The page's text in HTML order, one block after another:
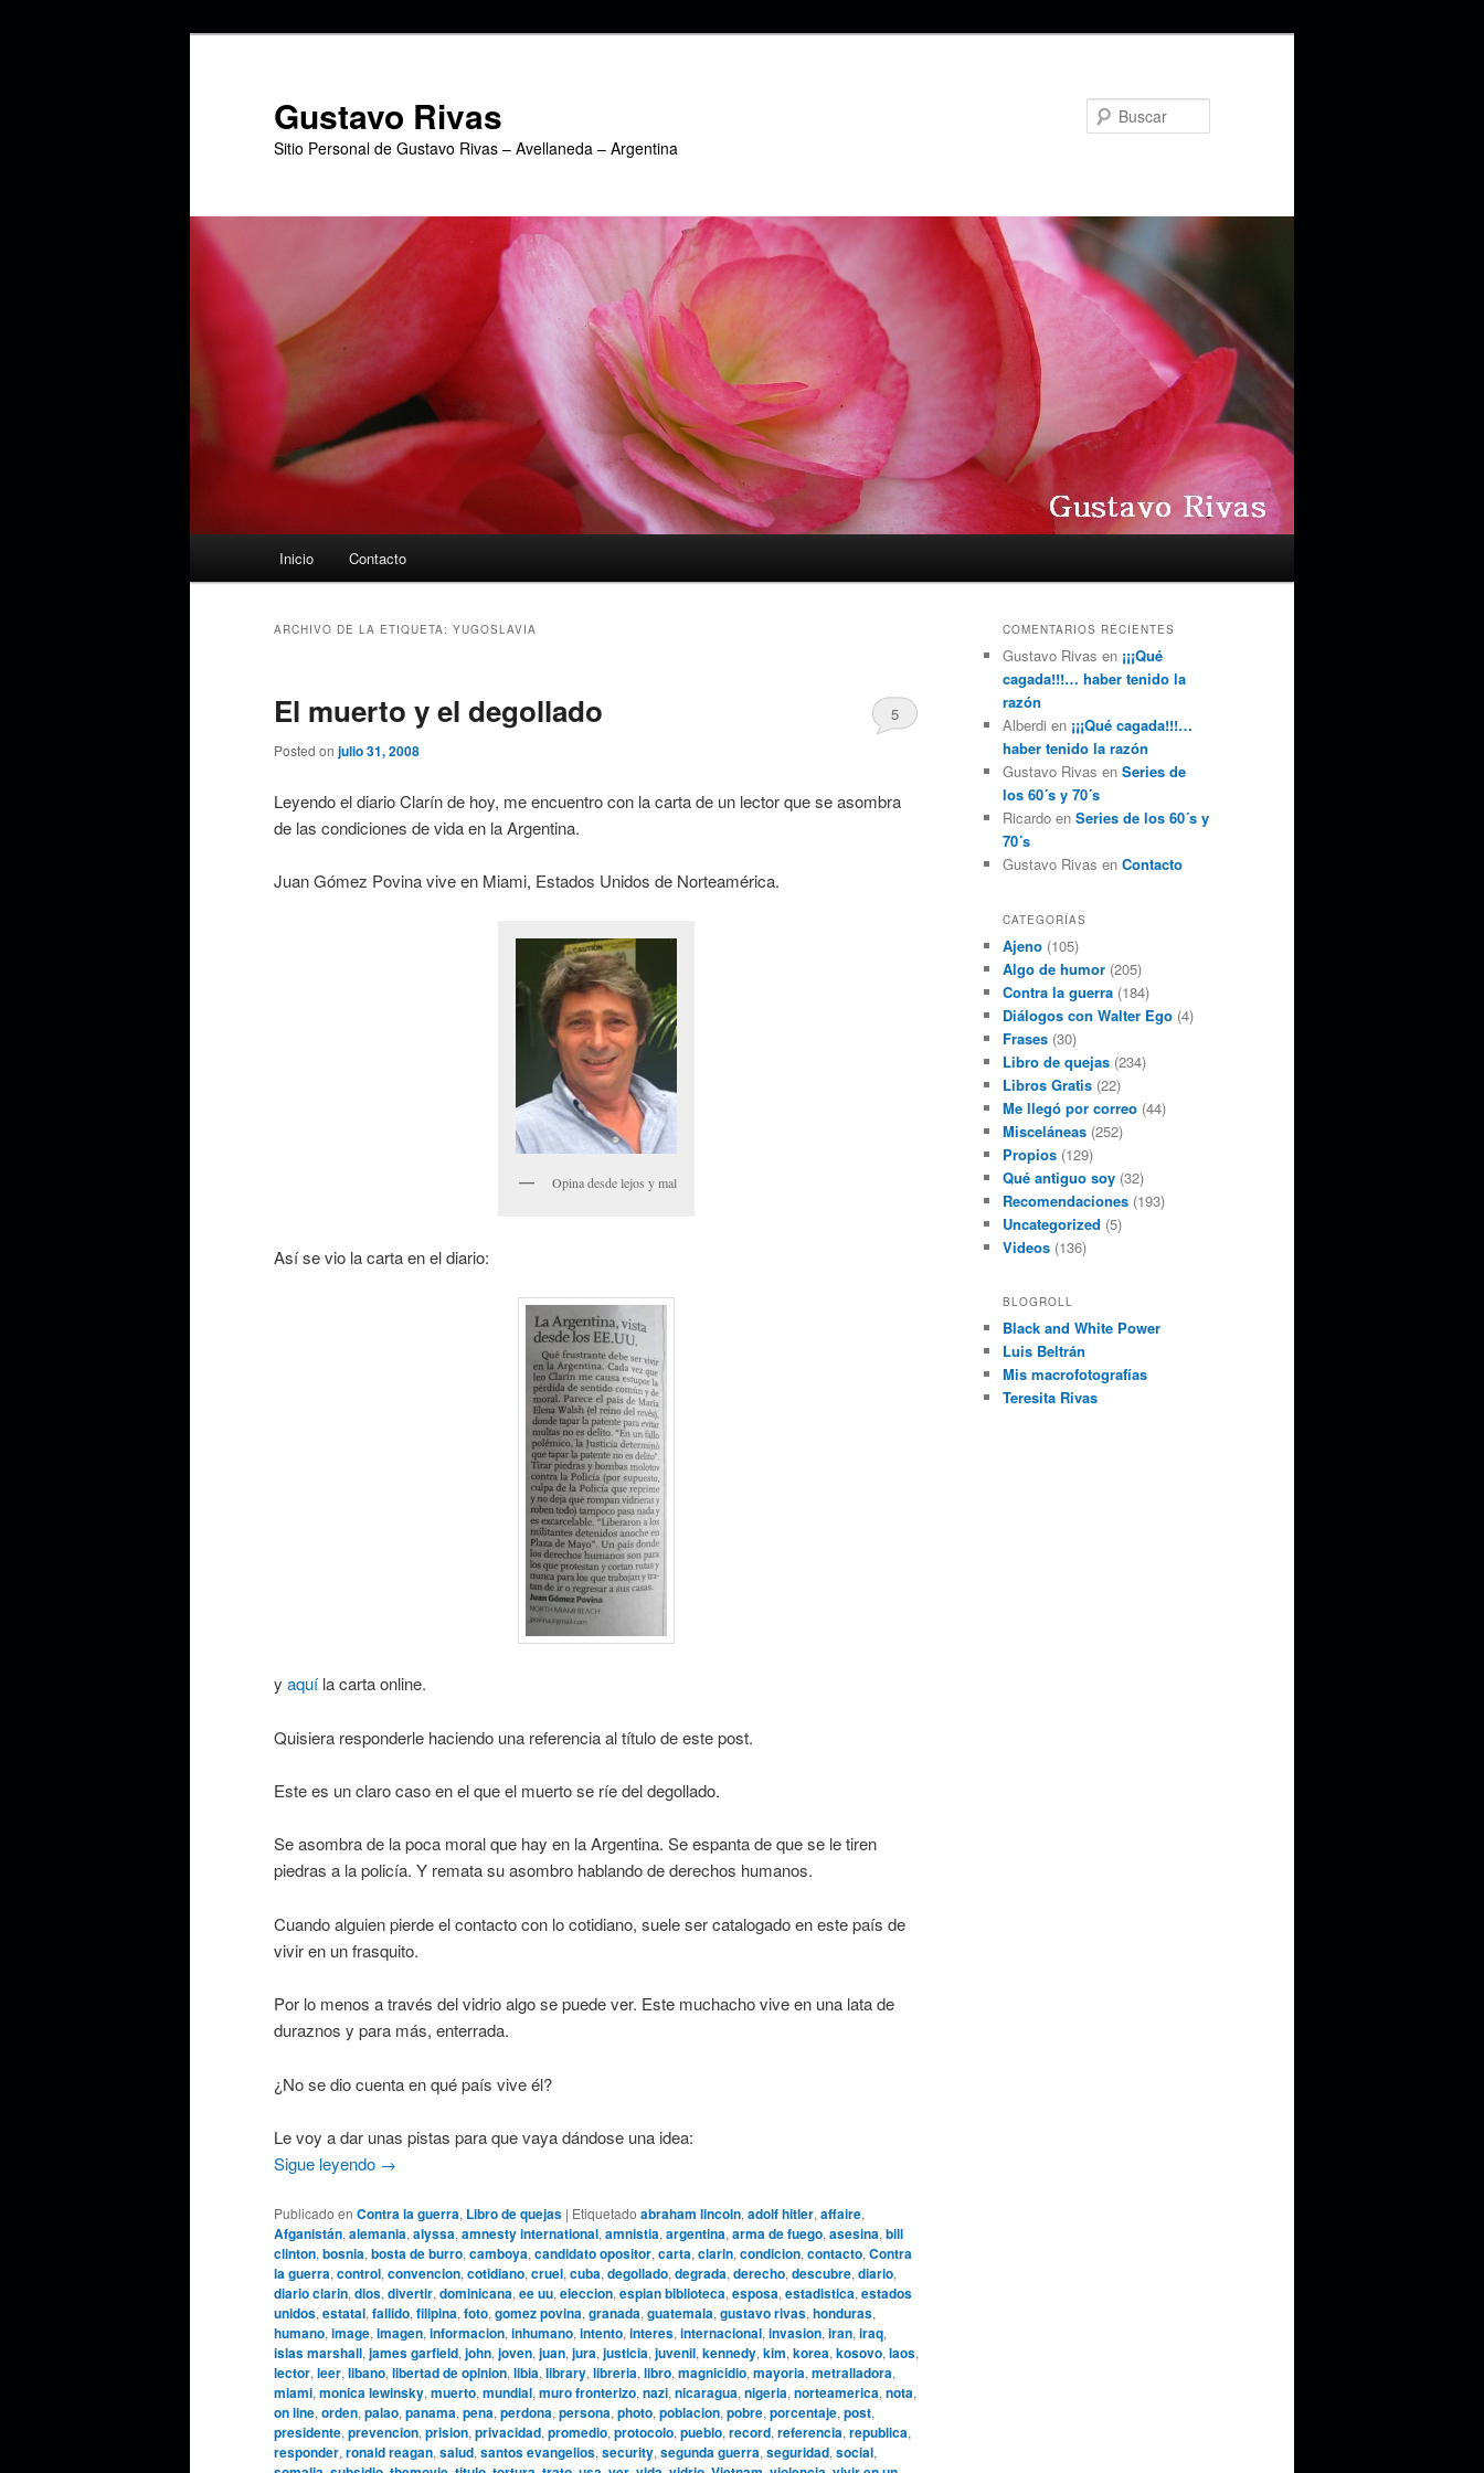
Gustavo Rivas
Sitio Personal de Gustavo Rivas – Avellaneda – Argentina
Inicio Contacto
ARCHIVO DE LA ETIQUETA: YUGOSLAVIA
El muerto y el degollado
Posted on julio 31, 2008
5
Leyendo el diario Clarín de hoy, me encuentro con la carta de un lector que se asombra
de las condiciones de vida en la Argentina.
Juan Gómez Povina vive en Miami, Estados Unidos de Norteamérica.
Opina desde lejos y mal
Así se vio la carta en el diario:
y aquíla carta online.
Quisiera responderle haciendo una referencia al título de este post.
Este es un claro caso en el que el muerto se ríe del degollado.
Se asombra de la poca moral que hay en la Argentina. Se espanta de que se le tiren
piedras a la policía. Y remata su asombro hablando de derechos humanos.
Cuando alguien pierde el contacto con lo cotidiano, suele ser catalogado en este país de
vivir en un frasquito.
Por lo menos a través del vidrio algo se puede ver. Este muchacho vive en una lata de
duraznos y para más, enterrada.
¿No se dio cuenta en qué país vive él?
Le voy a dar unas pistas para que vaya dándose una idea:
Sigue leyendo →
Publicado en Contra la guerra, Libro de quejas | Etiquetado abraham lincoln, adolf hitler, affaire,
Afganistán, alemania, alyssa, amnesty international, amnistia, argentina, arma de fuego, asesina, bill
clinton, bosnia, bosta de burro, camboya, candidato opositor, carta, clarin, condicion, contacto, Contra
la guerra, control, convencion, cotidiano, cruel, cuba, degollado, degrada, derecho, descubre, diario,
diario clarin, dios, divertir, dominicana, ee uu, eleccion, espian biblioteca, esposa, estadistica, estados
unidos, estatal, fallido, filipina, foto, gomez povina, granada, guatemala, gustavo rivas, honduras,
humano, image, imagen, informacion, inhumano, intento, interes, internacional, invasion, iran, iraq,
islas marshall, james garfield, john, joven, juan, jura, justicia, juvenil, kennedy, kim, korea, kosovo, laos,
lector, leer, libano, libertad de opinion, libia, library, libreria, libro, magnicidio, mayoria, metralladora,
miami, monica lewinsky, muerto, mundial, muro fronterizo, nazi, nicaragua, nigeria, norteamerica, nota,
on line, orden, palao, panama, pena, perdona, persona, photo, poblacion, pobre, porcentaje, post,
presidente, prevencion, prision, privacidad, promedio, protocolo, pueblo, record, referencia, republica,
responder, ronald reagan, salud, santos evangelios, security, segunda guerra, seguridad, social,
COMENTARIOS RECIENTES
Gustavo Rivas en ¡¡¡Qué
cagada!!!… haber tenido la
razón
Alberdi en ¡¡¡Qué cagada!!!…
haber tenido la razón
Gustavo Rivas en Series de
los 60´s y 70´s
Ricardo en Series de los 60´s y
70´s
Gustavo Rivas en Contacto
CATEGORÍAS
Ajeno (105)
Algo de humor (205)
Contra la guerra (184)
Diálogos con Walter Ego (4)
Frases (30)
Libro de quejas (234)
Libros Gratis (22)
Me llegó por correo (44)
Misceláneas (252)
Propios (129)
Qué antiguo soy (32)
Recomendaciones (193)
Uncategorized (5)
Videos (136)
BLOGROLL
Black and White Power
Luis Beltrán
Mis macrofotografías
Teresita Rivas